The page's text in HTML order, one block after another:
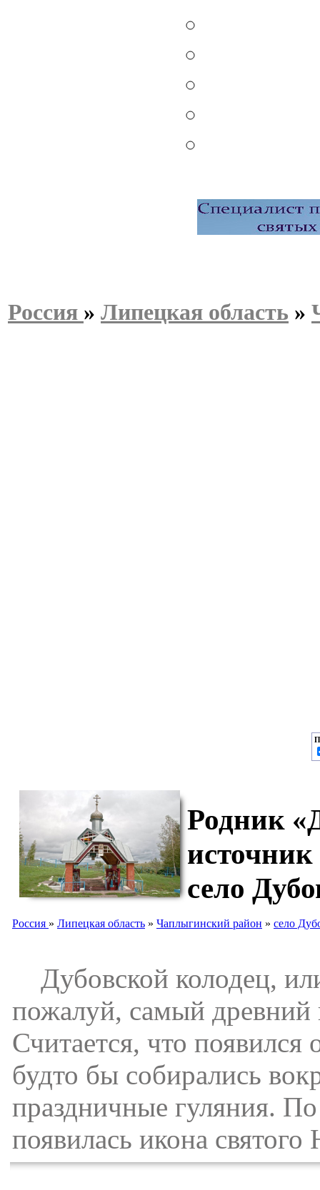
Россия » Липецкая область »
Родник
село
Россия » Липецкая область » Чаплыгинский район » село
Дубовской колодец,
пожалуй, самый древний
Считается, что появился
будто бы собирались
праздничные гуляния.
появилась икона